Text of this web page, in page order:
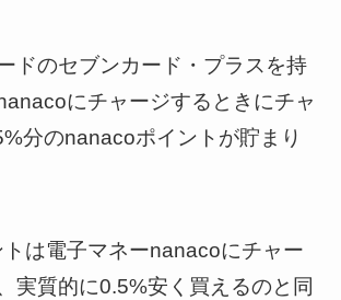
ドのセブンカード・プラスを持
にチャージするときにチャ
分のnanacoポイントが貯まり
は電子マネーnanacoにチャー
実質的に0.5%安く買えるのと同